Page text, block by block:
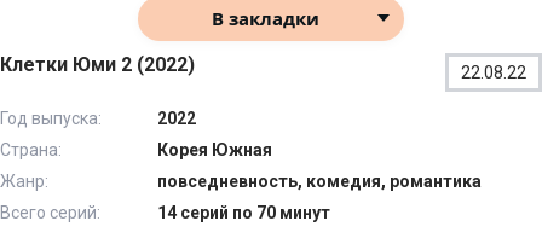
В закладки
Клетки Юми 2 (2022) 22.08.22
Год выпуска:
2022
Страна:
Корея Южная
Жанр:
повседневность, комедия, романтика
Всего серий:
14 серий по 70 минут